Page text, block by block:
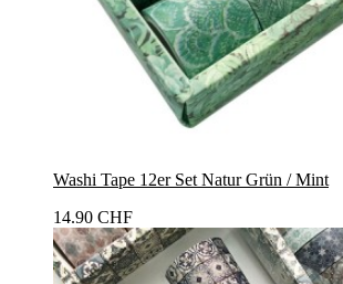
Washi Tape 12er Set Natur Grün / Mint
14.90 CHF